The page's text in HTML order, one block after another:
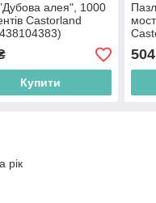
алея", 1000
Castorland
Купити
504
рік